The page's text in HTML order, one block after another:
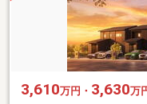
3,610万円・ 3,630万